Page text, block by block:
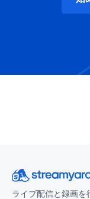
ライブ配信と録画